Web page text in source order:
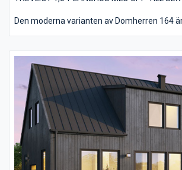
Den moderna varianten av Domherren 164
Husets utförande utan dörr- och
bidrar till ett modernt utseende. Du kan även
blivande hus din touch med en rad